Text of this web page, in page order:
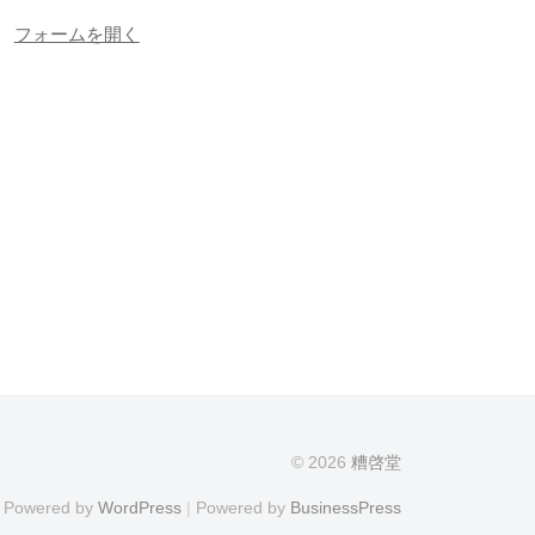
フォームを開く
© 2026 糟啓堂
Powered by WordPress | Powered by BusinessPress